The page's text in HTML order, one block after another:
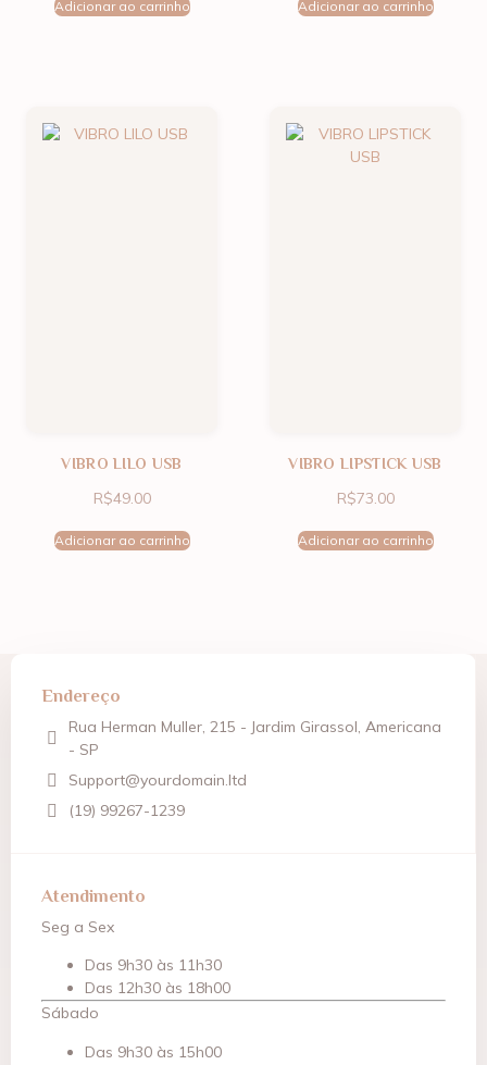
Adicionar ao carrinho Adicionar ao carrinho
VIBRO LILO USB
R$49.00
Adicionar ao carrinho
VIBRO LIPSTICK USB
R$73.00
Adicionar ao carrinho
Endereço
Rua Herman Muller, 215 - Jardim Girassol, Americana
- SP
Support@yourdomain.ltd
(19) 99267-1239
Atendimento
Seg a Sex
Das 9h30 às 11h30
Das 12h30 às 18h00
Sábado
Das 9h30 às 15h00